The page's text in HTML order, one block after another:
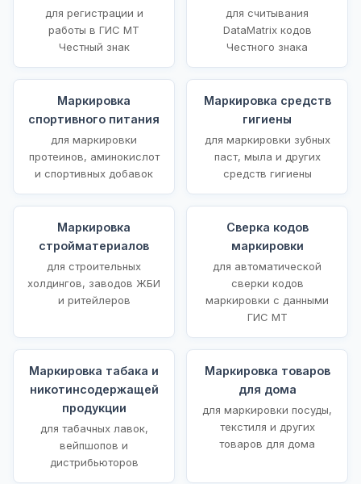
для регистрации и
работы в ГИС МТ
Честный знак
для считывания
DataMatrix кодов
Честного знака
Маркировка
спортивного питания
для маркировки
протеинов, аминокислот
и спортивных добавок
Маркировка средств
гигиены
для маркировки зубных
паст, мыла и других
средств гигиены
Маркировка
стройматериалов
для строительных
холдингов, заводов ЖБИ
и ритейлеров
Сверка кодов
маркировки
для автоматической
сверки кодов
маркировки с данными
ГИС МТ
Маркировка табака и
никотинсодержащей
продукции
для табачных лавок,
вейпшопов и
дистрибьюторов
Маркировка товаров
для дома
для маркировки посуды,
текстиля и других
товаров для дома